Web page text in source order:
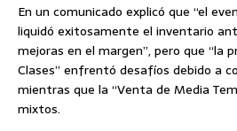
En un comunicado explicó que “el
liquidó exitosamente el inventario
mejoras en el margen”, pero que “la
Clases” enfrentó desafíos debido a
mientras que la “Venta de Media
mixtos.